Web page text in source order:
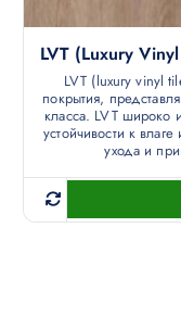
LVT (luxury
LVT (luxury vinyl
покрытия,
класса. LVT широко
устойчивости к
ухода и